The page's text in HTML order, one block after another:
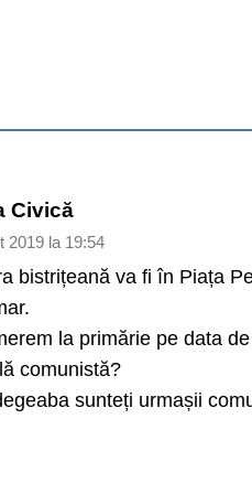
Civică
2019 la 19:54
bistrițeană va fi în Piața
la primărie pe data
comunistă?
sunteți urmașii